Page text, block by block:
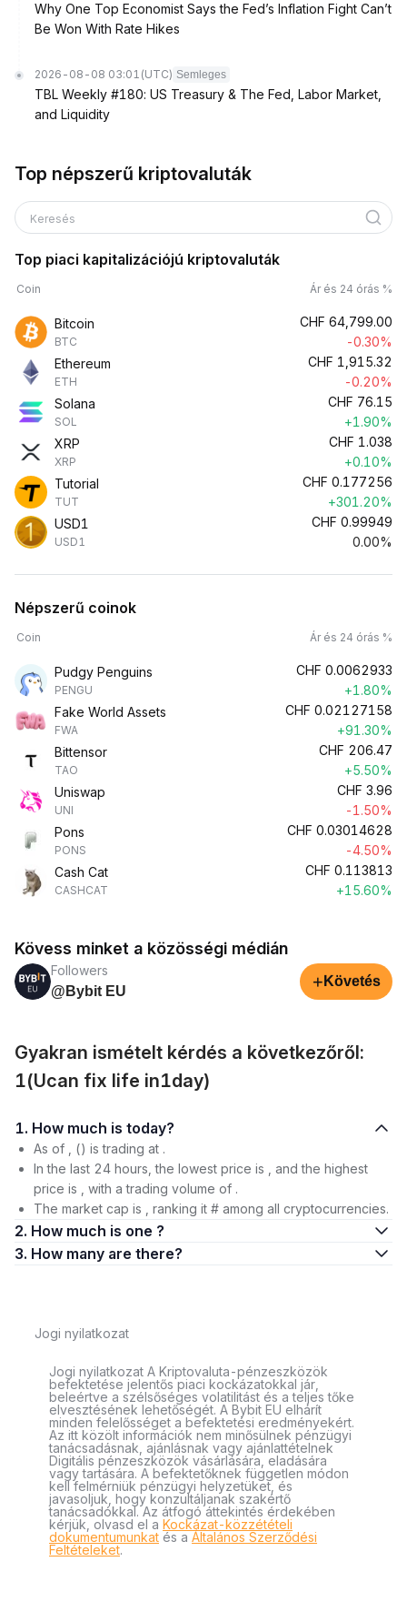
Why One Top Economist Says the Fed’s Inflation Fight Can’t
Be Won With Rate Hikes
2026-08-08 03:01 (UTC) Semleges
TBL Weekly #180: US Treasury & The Fed, Labor Market,
and Liquidity
Top népszerű kriptovaluták
Keresés
Top piaci kapitalizációjú kriptovaluták
Coin Ár és 24 órás %
Bitcoin
BTC
CHF 64,799.00
-0.30%
Ethereum
ETH
CHF 1,915.32
-0.20%
Solana
SOL
CHF 76.15
+1.90%
XRP
XRP
CHF 1.038
+0.10%
Tutorial
TUT
CHF 0.177256
+301.20%
USD1
USD1
CHF 0.99949
0.00%
Népszerű coinok
Coin Ár és 24 órás %
Pudgy Penguins
PENGU
CHF 0.0062933
+1.80%
Fake World Assets
FWA
CHF 0.02127158
+91.30%
Bittensor
TAO
CHF 206.47
+5.50%
Uniswap
UNI
CHF 3.96
-1.50%
Pons
PONS
CHF 0.03014628
-4.50%
Cash Cat
CASHCAT
CHF 0.113813
+15.60%
Kövess minket a közösségi médián
Followers
@Bybit EU
+ Követés
Gyakran ismételt kérdés a következőről:
1(Ucan fix life in1day)
1. How much is today?
As of , () is trading at .
In the last 24 hours, the lowest price is , and the highest
price is , with a trading volume of .
The market cap is , ranking it # among all cryptocurrencies.
2. How much is one ?
3. How many are there?
Jogi nyilatkozat
Jogi nyilatkozat A Kriptovaluta-pénzeszközök
befektetése jelentős piaci kockázatokkal jár,
beleértve a szélsőséges volatilitást és a teljes tőke
elvesztésének lehetőségét. A Bybit EU elhárít
minden felelősséget a befektetési eredményekért.
Az itt közölt információk nem minősülnek pénzügyi
tanácsadásnak, ajánlásnak vagy ajánlattételnek
Digitális pénzeszközök vásárlására, eladására
vagy tartására. A befektetőknek független módon
kell felmérniük pénzügyi helyzetüket, és
javasoljuk, hogy konzultáljanak szakértő
tanácsadókkal. Az átfogó áttekintés érdekében
kérjük, olvasd el a Kockázat-közzétételi
dokumentumunkat és a Általános Szerződési
Feltételeket.